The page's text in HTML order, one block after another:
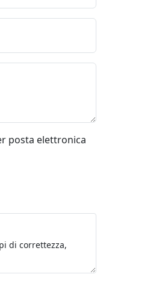
posta elettronica